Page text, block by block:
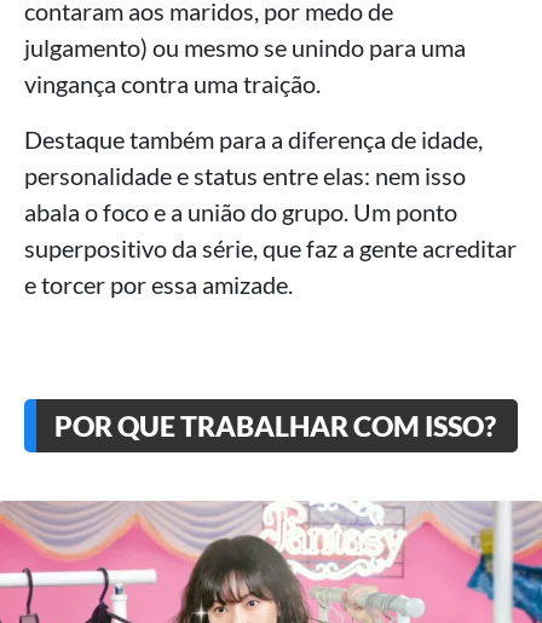
contaram aos maridos, por medo de
julgamento) ou mesmo se unindo para uma
vingança contra uma traição.
Destaque também para a diferença de idade,
personalidade e status entre elas: nem isso
abala o foco e a união do grupo. Um ponto
superpositivo da série, que faz a gente acreditar
e torcer por essa amizade.
POR QUE TRABALHAR COM ISSO?